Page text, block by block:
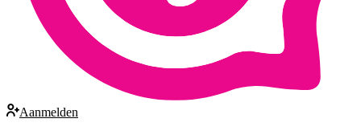
Aanmelden